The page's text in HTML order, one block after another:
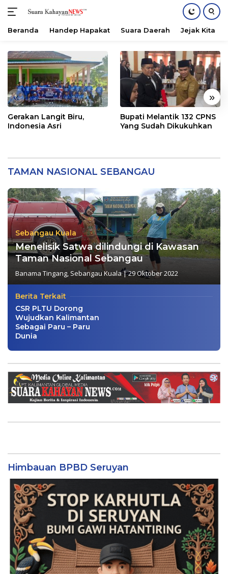
konten
Beranda Handep Hapakat Suara Daerah Jejak Kita
« »
Gerakan Langit Biru,
Indonesia Asri
Bupati Melantik 132 CPNS
Yang Sudah Dikukuhkan
TAMAN NASIONAL SEBANGAU
Sebangau Kuala
Menelisik Satwa dilindungi di Kawasan
Taman Nasional Sebangau
Banama Tingang, Sebangau Kuala|29 Oktober 2022
Berita Terkait
CSR PLTU Dorong
Wujudkan Kalimantan
Sebagai Paru – Paru
Dunia
Himbauan BPBD Seruyan